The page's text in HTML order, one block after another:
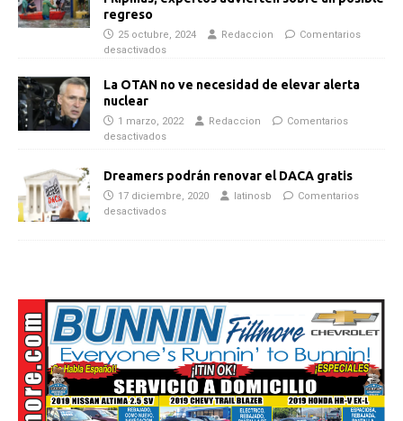
regreso
25 octubre, 2024 Redaccion
Comentarios
desactivados
La OTAN no ve necesidad de elevar alerta
nuclear
1 marzo, 2022 Redaccion
Comentarios
desactivados
Dreamers podrán renovar el DACA gratis
17 diciembre, 2020 latinosb
Comentarios
desactivados